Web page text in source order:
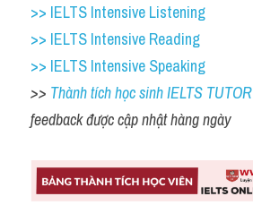
>> IELTS Intensive Listening
>> IELTS Intensive Reading
>> IELTS Intensive Speaking
>> Thành tích học sinh IELTS TUTOR
feedback được cập nhật hàng ngày